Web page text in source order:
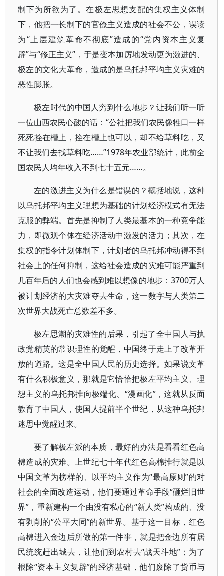
制下为所欲为了。在极左思想支配的集权主义体制
下，他把一长制下的官僚主义造成的社会不公，误读
为“上层建筑革命不彻底”造成的“党内资本主义复
辟”与“修正主义”，于是变本加厉地发动更为激进的、
极左的文化大革命，造成的是乌托邦平均主义灾难的
恶性膨胀。
极左时代的中国人穷到什么地步？让我们听一听
一位山西农民心酸的话：“公社把我们农民像牲口一样
死死拴在槽上，拴在槽上也可以，却不给草料吃，又
不让我们去找草料吃……”1978年农业部统计，此前全
国农民人均年收入不到七十五元……。
左的激进主义为什么是错误的？概括地说，这种
以乌托邦平均主义理想为基础的计划经济模式有无法
克服的弊端。首先是抑制了人类最基本的一种竞争能
力，即微观个体在经济活动中激发的活力；其次，在
集权的指令计划体制下，计划者的乌托邦冲动得不到
社会上的任何抑制，这给社会造成的灾难可能严重到
几百年后的人们也会感到难以想像的地步：3700万人
被计划经济的大灾难夺去生命，这一数字与人类第二
次世界大战死亡总数差不多。
极左思潮的灾难性的后果，引起了全中国人与执
政党精英的常识理性的觉醒，中国终于走上了改革开
放的道路。这是全中国人民的历史选择。如果说文革
有什么积极意义，那就是它恰恰把极左平均主义、理
想主义的乌托邦推向极端化、“漫画化”，这就从反面
教育了中国人，使国人提前半个世纪，从这种乌托邦
迷思中觉醒过来。
要了解极左派的本质，最好的办法是看看红色高
棉造成的灾难。上世纪七十年代红色高棉推行就是以
中国文革为榜样的、以平均主义作为“最高原则”的对
社会的全面改造运动，他们要通过革命手段“砸烂旧世
界”，重新建构一个由没有私心的“新人类”构成的、没
有剥削的“公平大同”的新世界。基于这一目标，红色
高棉进入金边后所做的第一件事，就是把金边所有居
民统统赶出城去，让他们到农村去“战天斗地”；为了
根除“资本主义复辟”的经济基础，他们废除了货币与